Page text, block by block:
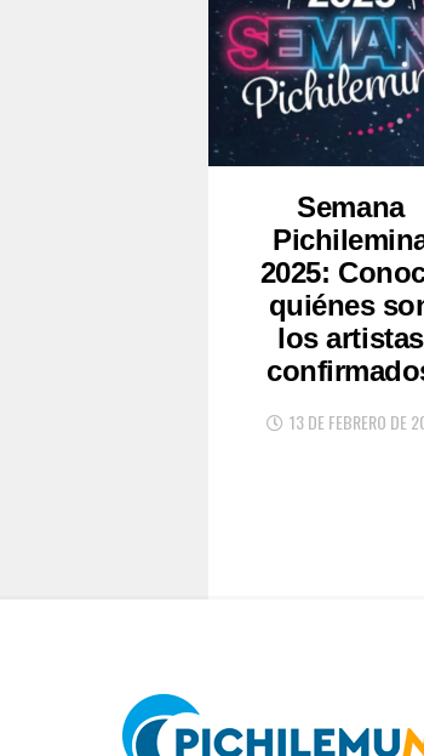
Semana
2025:
quiénes
los artistas
13 DE FEBRERO DE